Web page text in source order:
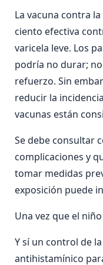
La vacuna contra
ciento efectiva
varicela leve. Los
podría no durar;
refuerzo. Sin
reducir la
vacunas están
Se debe consultar
complicaciones y
tomar medidas
exposición puede
Una vez que el
Y sí un control de
antihistamínico